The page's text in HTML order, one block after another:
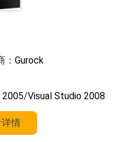
： Gurock
2005/Visual Studio 2008
情